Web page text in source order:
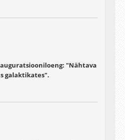
"Nähtava
galaktikates".